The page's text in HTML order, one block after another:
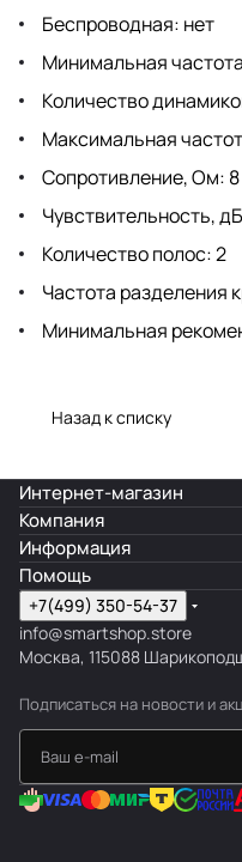
Беспроводная: нет
Минимальная
Количество
Максимальная
Сопротивление, Ом: 8
Чувствительность,
Количество полос: 2
Частота разделения
Минимальная
Назад к списку
Интернет-магазин
Компания
Информация
Помощь
+7(499) 350-54-37
info@smartshop.store
Москва, 115088
Подписаться на новости и